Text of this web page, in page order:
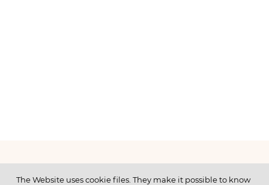
МЕНЮ
The Website uses cookie files. They make it possible to know